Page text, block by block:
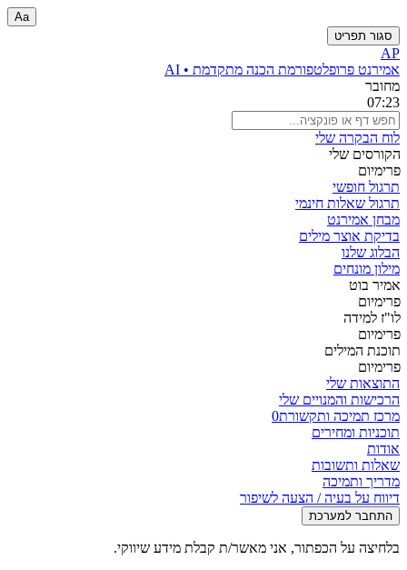
Aa
סגור תפריט
AP
אמירנט פרופלטפורמת הכנה מתקדמת • AI
מחובר
07:23
לוח הבקרה שלי
הקורסים שלי
פרימיום
תרגול חופשי
תרגול שאלות חינמי
מבחן אמירנט
בדיקת אוצר מילים
הבלוג שלנו
מילון מונחים
אמיר בוט
פרימיום
לו"ז למידה
פרימיום
תוכנת המילים
פרימיום
התוצאות שלי
הרכישות והמנויים שלי
מרכז תמיכה ותקשורת0
תוכניות ומחירים
אודות
שאלות ותשובות
מדריך ותמיכה
דיווח על בעיה / הצעה לשיפור
התחבר למערכת
בלחיצה על הכפתור, אני מאשר/ת קבלת מידע שיווקי.